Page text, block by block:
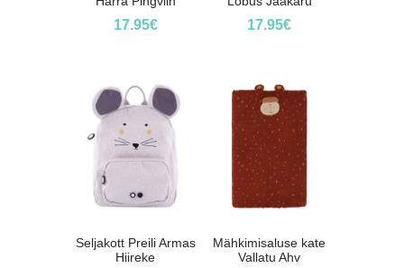
17.95€ 17.95€
Seljakott Preili Armas
Hiireke
Mähkimisaluse kate
Vallatu Ahv